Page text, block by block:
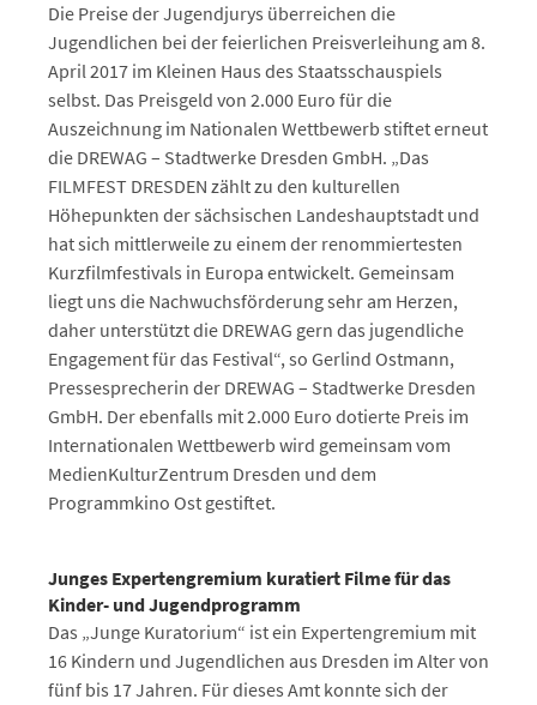
Die Preise der Jugendjurys überreichen die
Jugendlichen bei der feierlichen Preisverleihung am 8.
April 2017 im Kleinen Haus des Staatsschauspiels
selbst. Das Preisgeld von 2.000 Euro für die
Auszeichnung im Nationalen Wettbewerb stiftet erneut
die DREWAG – Stadtwerke Dresden GmbH. „Das
FILMFEST DRESDEN zählt zu den kulturellen
Höhepunkten der sächsischen Landeshauptstadt und
hat sich mittlerweile zu einem der renommiertesten
Kurzfilmfestivals in Europa entwickelt. Gemeinsam
liegt uns die Nachwuchsförderung sehr am Herzen,
daher unterstützt die DREWAG gern das jugendliche
Engagement für das Festival“, so Gerlind Ostmann,
Pressesprecherin der DREWAG – Stadtwerke Dresden
GmbH. Der ebenfalls mit 2.000 Euro dotierte Preis im
Internationalen Wettbewerb wird gemeinsam vom
MedienKulturZentrum Dresden und dem
Programmkino Ost gestiftet.
Junges Expertengremium kuratiert Filme für das
Kinder- und Jugendprogramm
Das „Junge Kuratorium“ ist ein Expertengremium mit
16 Kindern und Jugendlichen aus Dresden im Alter von
fünf bis 17 Jahren. Für dieses Amt konnte sich der